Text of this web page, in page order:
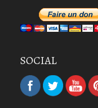
SOCIAL